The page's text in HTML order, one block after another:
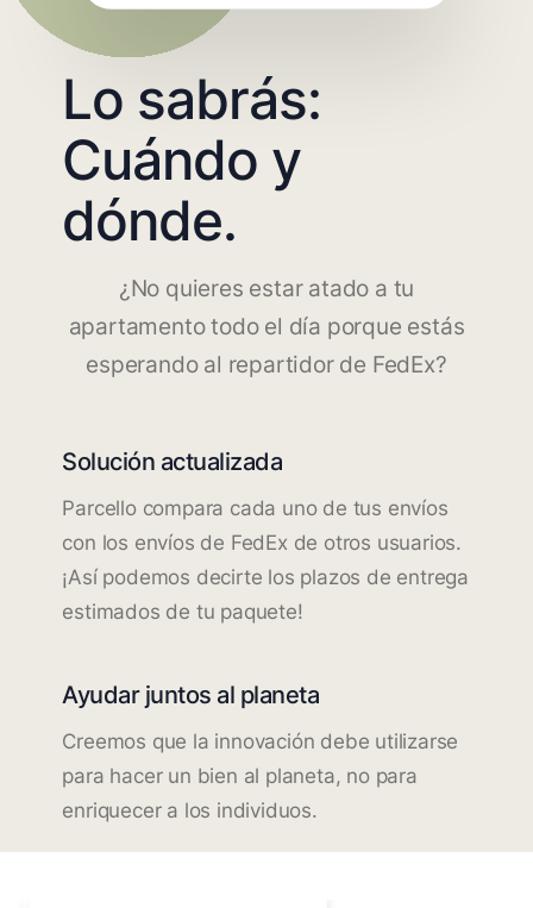
Lo sabrás:
Cuándo y
dónde.
¿No quieres estar atado a tu
apartamento todo el día porque estás
esperando al repartidor de FedEx?
Solución actualizada
Parcello compara cada uno de tus envíos
con los envíos de FedEx de otros usuarios.
¡Así podemos decirte los plazos de entrega
estimados de tu paquete!
Ayudar juntos al planeta
Creemos que la innovación debe utilizarse
para hacer un bien al planeta, no para
enriquecer a los individuos.